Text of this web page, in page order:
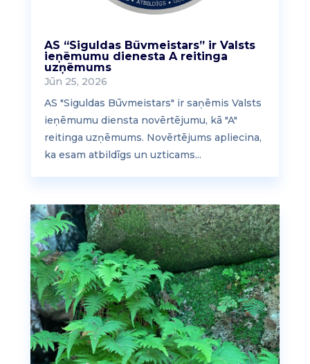
AS “Siguldas Būvmeistars” ir Valsts
ieņēmumu dienesta A reitinga
uzņēmums
Jūn 25, 2026
AS "Siguldas Būvmeistars" ir saņēmis Valsts
ieņēmumu diensta novērtējumu, kā "A"
reitinga uzņēmums. Novērtējums apliecina,
ka esam atbildīgs un uzticams...